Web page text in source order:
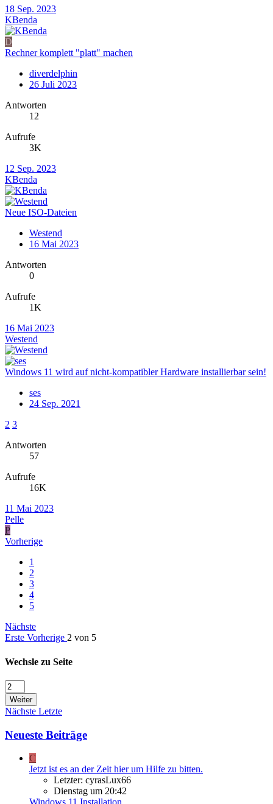
18 Sep. 2023
KBenda
D
Rechner komplett "platt" machen
diverdelphin
26 Juli 2023
Antworten
12
Aufrufe
3K
12 Sep. 2023
KBenda
Neue ISO-Dateien
Westend
16 Mai 2023
Antworten
0
Aufrufe
1K
16 Mai 2023
Westend
Windows 11 wird auf nicht-kompatibler Hardware installierbar sein!
ses
24 Sep. 2021
2 3
Antworten
57
Aufrufe
16K
11 Mai 2023
Pelle
P
Vorherige
1
2
3
4
5
Nächste
Erste Vorherige 2 von 5
Wechsle zu Seite
Weiter
Nächste Letzte
Neueste Beiträge
C
Jetzt ist es an der Zeit hier um Hilfe zu bitten.
Letzter: cyrasLux66
Dienstag um 20:42